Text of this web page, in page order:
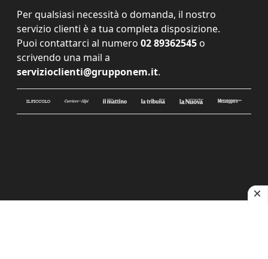
Per qualsiasi necessità o domanda, il nostro
servizio clienti è a tua completa disposizione.
Puoi contattarci al numero 02 89362545 o
scrivendo una mail a
servizioclienti@grupponem.it.